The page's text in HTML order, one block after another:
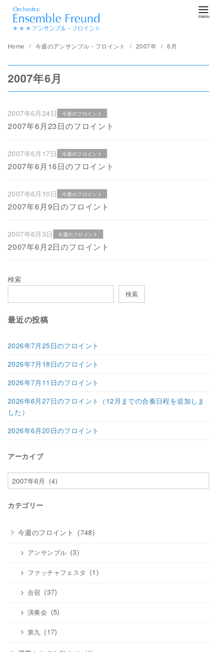
Home 今週のアンサンブル・フロイント 2007年 6月
2007年6月
2007年6月24日 今週のフロイント
2007年6月23日のフロイント
2007年6月17日 今週のフロイント
2007年6月16日のフロイント
2007年6月10日 今週のフロイント
2007年6月9日のフロイント
2007年6月3日 今週のフロイント
2007年6月2日のフロイント
検索
検索
最近の投稿
2026年7月25日のフロイント
2026年7月18日のフロイント
2026年7月11日のフロイント
2026年6月27日のフロイント（12月までの合奏日程を追加しま
した）
2026年6月20日のフロイント
アーカイブ
ア
ー
イ
カテゴリー
今週のフロイント (748)
アンサンブル (3)
ファッチャフェスタ (1)
合宿 (37)
演奏会 (5)
第九 (17)